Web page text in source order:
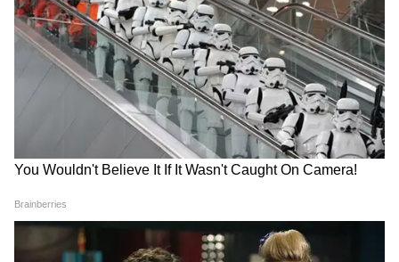
Image Credit : Pixabay
সরকার আরও জানিয়েছে যে, প্রতিটি ক্ষেত্রেই সঠিক
DR গণনার দায়িত্ব সংশ্লিষ্ট পেনশন বিতরণকারী
সংস্থা এবং রাষ্ট্রায়ত্ত ব্যাঙ্কগুলোর উপর ন্যস্ত থাকবে।
উল্লেখ্য যে, ডিআর (DR)-এর এই বৃদ্ধিটি কেবল
সেই নির্দিষ্ট কয়েকজন প্রবীণ নাগরিকের জন্য
প্রযোজ্য, যাঁরা পুরনো সিপিএফ (CPF—
অংশীদারিত্বমূলক ভবিষ্য তহবিল) প্রকল্পের অধীনে